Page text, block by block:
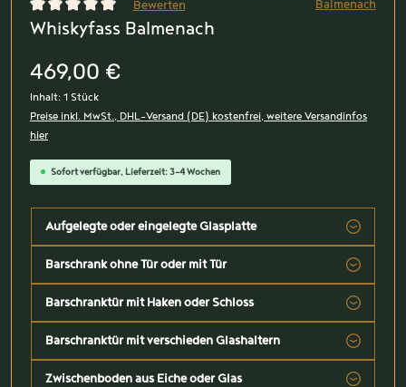
Durchschnittliche Bewertung von 0 von 5 Sternen
Bewerten Balmenach
Whiskyfass Balmenach
469,00 €
Inhalt: 1 Stück
Preise inkl. MwSt., DHL-Versand (DE) kostenfrei, weitere Versandinfos
hier
Sofort verfügbar, Lieferzeit: 3-4 Wochen
Aufgelegte oder eingelegte Glasplatte
Barschrank ohne Tür oder mit Tür
Barschranktür mit Haken oder Schloss
Barschranktür mit verschieden Glashaltern
Zwischenboden aus Eiche oder Glas